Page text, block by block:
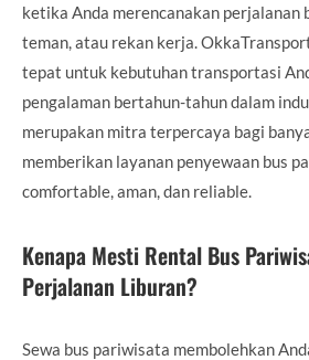
ketika Anda merencanakan perjalanan
teman, atau rekan kerja.
tepat untuk kebutuhan transportasi
pengalaman bertahun-tahun dalam
merupakan mitra terpercaya bagi
memberikan layanan penyewaan bus
comfortable, aman, dan reliable.
Kenapa Mesti Rental Bus
Perjalanan Liburan?
Sewa bus pariwisata membolehkan